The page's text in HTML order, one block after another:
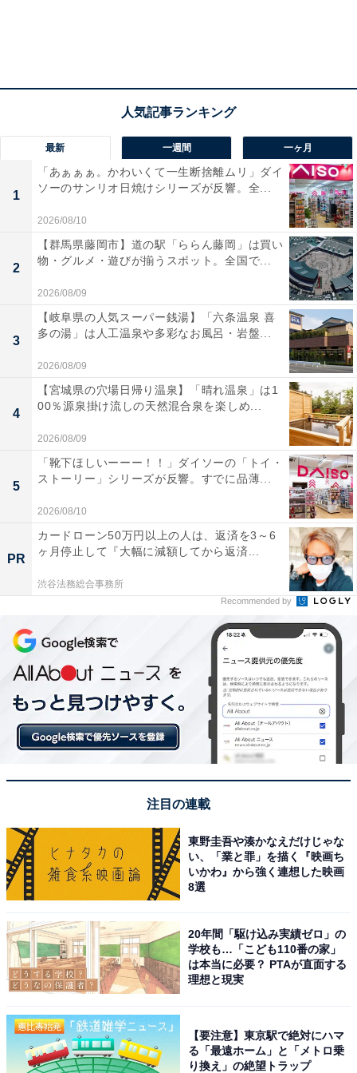
最新 一週間 一ヶ月
1
「あぁぁぁ。かわいくて一生断捨離ムリ」ダイ
ソーのサンリオ日焼けシリーズが反響。全...
2026/08/10
2
【群馬県藤岡市】道の駅「ららん藤岡」は買い
物・グルメ・遊びが揃うスポット。全国で...
2026/08/09
3
【岐阜県の人気スーパー銭湯】「六条温泉 喜
多の湯」は人工温泉や多彩なお風呂・岩盤...
2026/08/09
4
【宮城県の穴場日帰り温泉】「晴れ温泉」は1
00％源泉掛け流しの天然混合泉を楽しめ...
2026/08/09
5
「靴下ほしいーーー！！」ダイソーの「トイ・
ストーリー」シリーズが反響。すでに品薄...
2026/08/10
PR
カードローン50万円以上の人は、返済を3～6
ヶ月停止して『大幅に減額してから返済...
渋谷法務総合事務所
Recommended by
注目の連載
東野圭吾や湊かなえだけじゃな
い、「業と罪」を描く『映画ち
いかわ』から強く連想した映画
8選
20年間「駆け込み実績ゼロ」の
学校も…「こども110番の家」
は本当に必要？ PTAが直面する
理想と現実
【要注意】東京駅で絶対にハマ
る「最遠ホーム」と「メトロ乗
り換え」の絶望トラップ